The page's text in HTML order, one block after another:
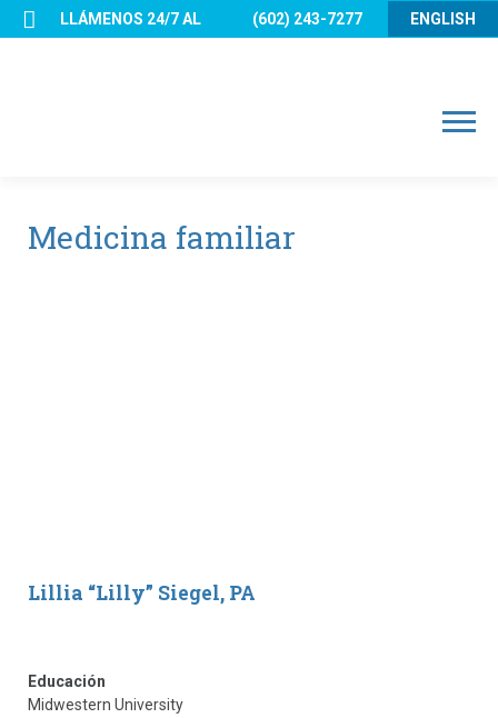
Skip
LLÁMENOS 24/7 AL (602) 243-7277 ENGLISH
Menu
Medicina familiar
Lillia “Lilly” Siegel, PA
Educación
Midwestern University